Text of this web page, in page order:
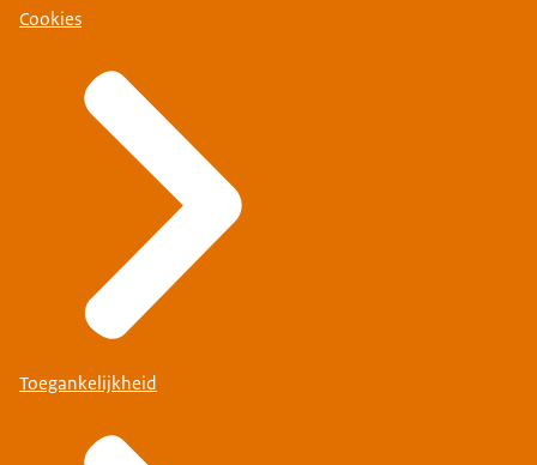
Cookies
Toegankelijkheid